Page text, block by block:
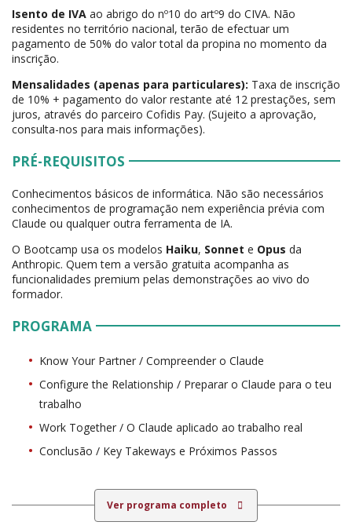
Isento de IVA ao abrigo do nº10 do artº9 do CIVA. Não
residentes no território nacional, terão de efectuar um
pagamento de 50% do valor total da propina no momento da
inscrição.
Mensalidades (apenas para particulares): Taxa de inscrição
de 10% + pagamento do valor restante até 12 prestações, sem
juros, através do parceiro Cofidis Pay. (Sujeito a aprovação,
consulta-nos para mais informações).
PRÉ-REQUISITOS
Conhecimentos básicos de informática. Não são necessários
conhecimentos de programação nem experiência prévia com
Claude ou qualquer outra ferramenta de IA.
O Bootcamp usa os modelos Haiku, Sonnet e Opus da
Anthropic. Quem tem a versão gratuita acompanha as
funcionalidades premium pelas demonstrações ao vivo do
formador.
PROGRAMA
Know Your Partner / Compreender o Claude
Configure the Relationship / Preparar o Claude para o teu
trabalho
Work Together / O Claude aplicado ao trabalho real
Conclusão / Key Takeways e Próximos Passos
Ver programa completo